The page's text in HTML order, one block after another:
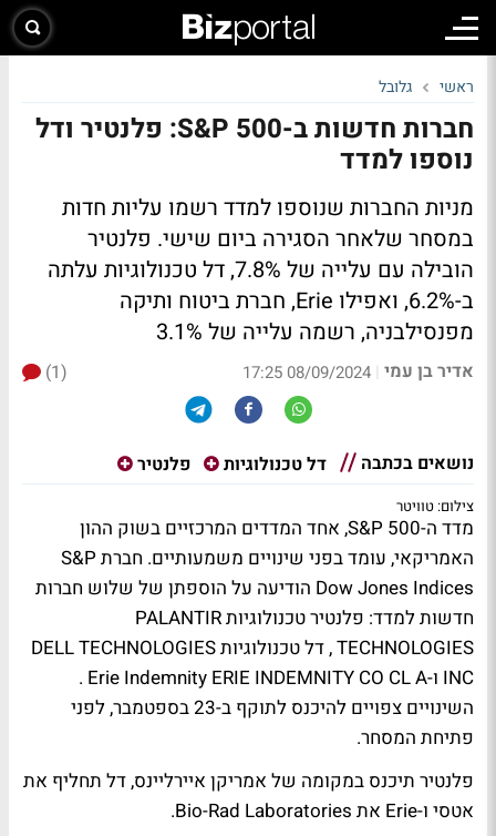
ראשי גלובל
חברות חדשות ב-S&P 500: פלנטיר ודל
נוספו למדד
מניות החברות שנוספו למדד רשמו עליות חדות
במסחר שלאחר הסגירה ביום שישי. פלנטיר
הובילה עם עלייה של 7.8%, דל טכנולוגיות עלתה
ב-6.2%, ואפילו Erie, חברת ביטוח ותיקה
מפנסילבניה, רשמה עלייה של 3.1%
אדיר בן עמי |
08/09/2024 17:25
(1)
נושאים בכתבה דל טכנולוגיות פלנטיר
צילום: טוויטר
מדד ה-S&P 500, אחד המדדים המרכזיים בשוק ההון
האמריקאי, עומד בפני שינויים משמעותיים. חברת S&P
Dow Jones Indices הודיעה על הוספתן של שלוש חברות
חדשות למדד: פלנטיר טכנולוגיות PALANTIR
TECHNOLOGIES , דל טכנולוגיות DELL TECHNOLOGIES
INC ו-Erie Indemnity ERIE INDEMNITY CO CL A .
השינויים צפויים להיכנס לתוקף ב-23 בספטמבר, לפני
פתיחת המסחר.
פלנטיר תיכנס במקומה של אמריקן איירליינס, דל תחליף את
אטסי ו-Erie את Bio-Rad Laboratories.